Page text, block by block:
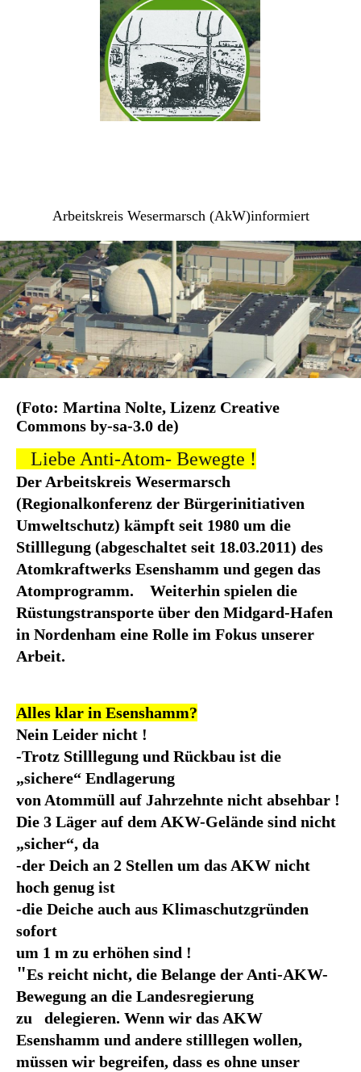
Arbeitskreis Wesermarsch (AkW)informiert
(Foto: Martina Nolte, Lizenz Creative
Commons by-sa-3.0 de)
Liebe Anti-Atom- Bewegte !
Der Arbeitskreis Wesermarsch
(Regionalkonferenz der Bürgerinitiativen
Umweltschutz) kämpft seit 1980 um die
Stilllegung (abgeschaltet seit 18.03.2011) des
Atomkraftwerks Esenshamm und gegen das
Atomprogramm. Weiterhin spielen die
Rüstungstransporte über den Midgard-Hafen
in Nordenham eine Rolle im Fokus unserer
Arbeit.
Alles klar in Esenshamm?
Nein Leider nicht !
-Trotz Stilllegung und Rückbau ist die
„sichere“ Endlagerung
von Atommüll auf Jahrzehnte nicht absehbar !
Die 3 Läger auf dem AKW-Gelände sind nicht
„sicher“, da
-der Deich an 2 Stellen um das AKW nicht
hoch genug ist
-die Deiche auch aus Klimaschutzgründen
sofort
um 1 m zu erhöhen sind !
"Es reicht nicht, die Belange der Anti-AKW-
Bewegung an die Landesregierung
zu delegieren. Wenn wir das AKW
Esenshamm und andere stilllegen wollen,
müssen wir begreifen, dass es ohne unser